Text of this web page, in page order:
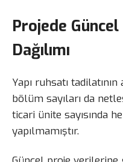
Projede Güncel
Dağılımı
Yapı ruhsatı
bölüm sayıları da
ticari ünite sayısında
yapılmamıştır.